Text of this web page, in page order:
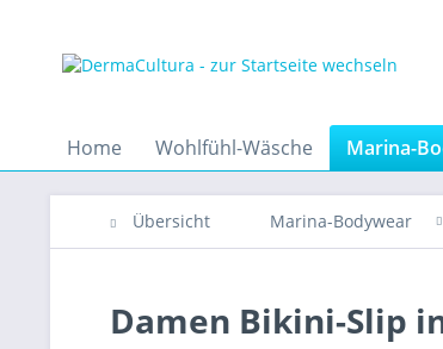
Home Wohlfühl-Wäsche Marina-
Übersicht Marina-Bodywear
Damen Bikini-Slip